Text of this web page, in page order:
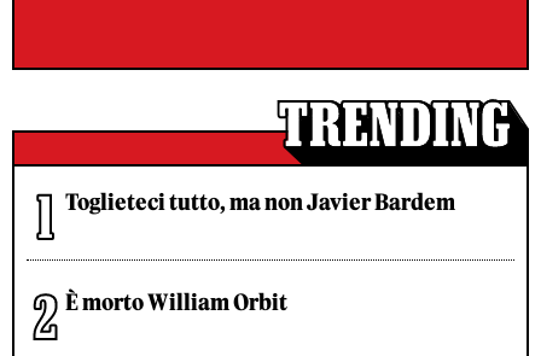
Toglieteci tutto, ma non Javier Bardem
È morto William Orbit